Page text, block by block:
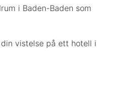
i Baden-Baden som
vistelse på ett hotell i